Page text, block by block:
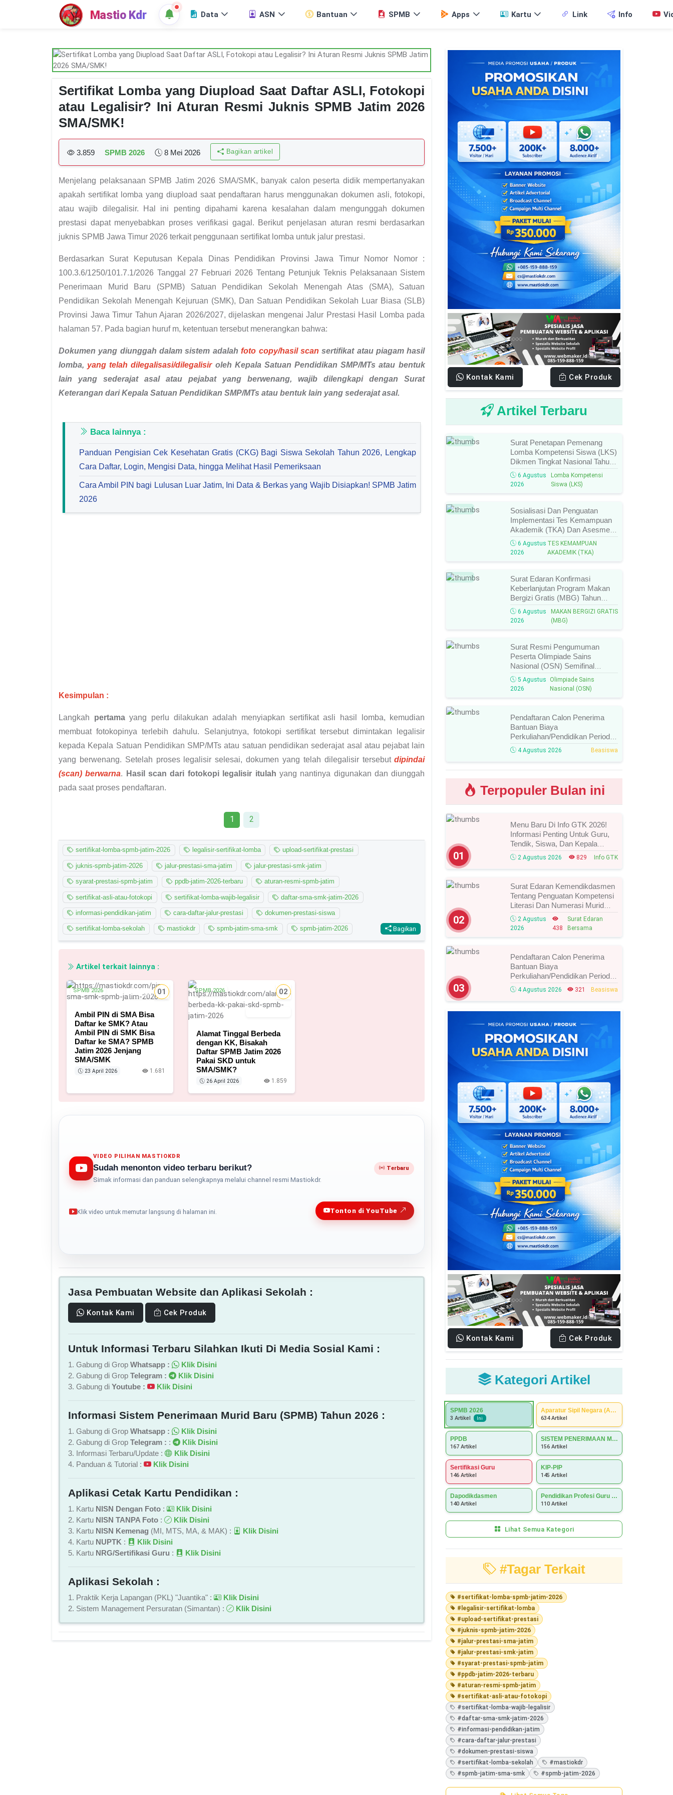
Mastio Kdr Data ASN Bantuan SPMB Apps Kartu Link Info
Sertifikat Lomba yang Diupload Saat Daftar ASLI, Fotokopi
atau Legalisir? Ini Aturan Resmi Juknis SPMB Jatim 2026
SMA/SMK!
3.859 SPMB 2026 8 Mei 2026 Bagikan artikel
Menjelang pelaksanaan SPMB Jatim 2026 SMA/SMK, banyak calon peserta didik mempertanyakan
apakah sertifikat lomba yang diupload saat pendaftaran harus menggunakan dokumen asli, fotokopi,
atau wajib dilegalisir. Hal ini penting dipahami karena kesalahan dalam mengunggah dokumen
prestasi dapat menyebabkan proses verifikasi gagal. Berikut penjelasan aturan resmi berdasarkan
juknis SPMB Jawa Timur 2026 terkait penggunaan sertifikat lomba untuk jalur prestasi.
Berdasarkan Surat Keputusan Kepala Dinas Pendidikan Provinsi Jawa Timur Nomor Nomor :
100.3.6/1250/101.7.1/2026 Tanggal 27 Februari 2026 Tentang Petunjuk Teknis Pelaksanaan Sistem
Penerimaan Murid Baru (SPMB) Satuan Pendidikan Sekolah Menengah Atas (SMA), Satuan
Pendidikan Sekolah Menengah Kejuruan (SMK), Dan Satuan Pendidikan Sekolah Luar Biasa (SLB)
Provinsi Jawa Timur Tahun Ajaran 2026/2027, dijelaskan mengenai Jalur Prestasi Hasil Lomba pada
halaman 57. Pada bagian huruf m, ketentuan tersebut menerangkan bahwa:
Dokumen yang diunggah dalam sistem adalahfoto copy/hasil scan sertifikat atau piagam hasil
lomba, yang telah dilegalisasi/dilegalisir oleh Kepala Satuan Pendidikan SMP/MTs atau bentuk
lain yang sederajat asal atau pejabat yang berwenang, wajib dilengkapi dengan Surat
Keterangan dari Kepala Satuan Pendidikan SMP/MTs atau bentuk lain yang sederajat asal.
Baca lainnya :
Panduan Pengisian Cek Kesehatan Gratis (CKG) Bagi Siswa Sekolah Tahun 2026, Lengkap
Cara Daftar, Login, Mengisi Data, hingga Melihat Hasil Pemeriksaan
Cara Ambil PIN bagi Lulusan Luar Jatim, Ini Data & Berkas yang Wajib Disiapkan! SPMB Jatim
2026
Kesimpulan :
Langkah pertamayang perlu dilakukan adalah menyiapkan sertifikat asli hasil lomba, kemudian
membuat fotokopinya terlebih dahulu. Selanjutnya, fotokopi sertifikat tersebut dimintakan legalisir
kepada Kepala Satuan Pendidikan SMP/MTs atau satuan pendidikan sederajat asal atau pejabat lain
yang berwenang. Setelah proses legalisir selesai, dokumen yang telah dilegalisir tersebutdipindai
(scan) berwarna. Hasil scan dari fotokopi legalisir itulah yang nantinya digunakan dan diunggah
pada saat proses pendaftaran.
1 2
sertifikat-lomba-spmb-jatim-2026 legalisir-sertifikat-lomba upload-sertifikat-prestasi
juknis-spmb-jatim-2026 jalur-prestasi-sma-jatim jalur-prestasi-smk-jatim
syarat-prestasi-spmb-jatim ppdb-jatim-2026-terbaru aturan-resmi-spmb-jatim
sertifikat-asli-atau-fotokopi sertifikat-lomba-wajib-legalisir daftar-sma-smk-jatim-2026
informasi-pendidikan-jatim cara-daftar-jalur-prestasi dokumen-prestasi-siswa
sertifikat-lomba-sekolah mastiokdr spmb-jatim-sma-smk spmb-jatim-2026 Bagikan
Artikel terkait lainnya :
23 April 2026
01
SPMB 2026
Ambil PIN di SMA Bisa
Daftar ke SMK? Atau
Ambil PIN di SMK Bisa
Daftar ke SMA? SPMB
Jatim 2026 Jenjang
SMA/SMK
23 April 2026 1.681
02
SPMB 2026
Alamat Tinggal Berbeda
dengan KK, Bisakah
Daftar SPMB Jatim 2026
Pakai SKD untuk
SMA/SMK?
26 April 2026 1.859
VIDEO PILIHAN MASTIOKDR
Sudah menonton video terbaru berikut?
Simak informasi dan panduan selengkapnya melalui channel resmi Mastiokdr.
Terbaru
Klik video untuk memutar langsung di halaman ini. Tonton di YouTube
Jasa Pembuatan Website dan Aplikasi Sekolah :
Kontak Kami Cek Produk
Untuk Informasi Terbaru Silahkan Ikuti Di Media Sosial Kami :
1. Gabung di Grop Whatsapp :
Klik Disini
2. Gabung di Grop Telegram :
Klik Disini
3. Gabung di Youtube : Klik Disini
Informasi Sistem Penerimaan Murid Baru (SPMB) Tahun 2026 :
1. Gabung di Grop Whatsapp :
Klik Disini
2. Gabung di Grop Telegram : :
Klik Disini
3. Informasi Terbaru/Update :
Klik Disini
4. Panduan & Tutorial :
Klik Disini
Aplikasi Cetak Kartu Pendidikan :
1. Kartu NISN Dengan Foto :
Klik Disini
2. Kartu NISN TANPA Foto :
Klik Disini
3. Kartu NISN Kemenag (MI, MTS, MA, & MAK) :
Klik Disini
4. Kartu NUPTK :
Klik Disini
5. Kartu NRG/Sertifikasi Guru : Klik Disini
Aplikasi Sekolah :
1. Praktik Kerja Lapangan (PKL) "Juantika" :
Klik Disini
2. Sistem Management Persuratan (Simantan) :
Klik Disini
Kontak Kami Cek Produk
Artikel Terbaru
Baru
Surat Penetapan Pemenang
Lomba Kompetensi Siswa (LKS)
Dikmen Tingkat Nasional Tahun
2026 Resmi Terbit, Ini Daftar
Lengkap Nama Juara Dan
6 Agustus
2026
Lomba Kompetensi
Siswa (LKS)
Baru
Sosialisasi Dan Penguatan
Implementasi Tes Kemampuan
Akademik (TKA) Dan Asesmen
Nasional (AN) Jenjang SMK
Tahun 2026, Ini Jadwal, Materi,
Dan Link Mengikutinya!
6 Agustus
2026
TES KEMAMPUAN
AKADEMIK (TKA)
Baru
Surat Edaran Konfirmasi
Keberlanjutan Program Makan
Bergizi Gratis (MBG) Tahun
2026, Ini Syarat, Prosedur,
Batas Waktu, Dan Cara
Konfirmasinya!
6 Agustus
2026
MAKAN BERGIZI GRATIS
(MBG)
Surat Resmi Pengumuman
Peserta Olimpiade Sains
Nasional (OSN) Semifinal
Jenjang
SMA/MA/SMK/MAK/Sederajat
Tahun 2026, Cek Daftar Nama
Jadwal Selanjutnya!
5 Agustus
2026
Olimpiade Sains
Nasional (OSN)
Pendaftaran Calon Penerima
Bantuan Biaya
Perkuliahan/Pendidikan Periode
Agustus 2026 Resmi Dibuka,
Simak Syarat Dan Jadwal
Lengkapnya
4 Agustus 2026 Beasiswa
Terpopuler Bulan ini
01
Menu Baru Di Info GTK 2026!
Informasi Penting Untuk Guru,
Tendik, Siswa, Dan Kepala
Sekolah, Segera Cek Ini Batas
Waktunya!
2 Agustus 2026 829 Info GTK
02
Surat Edaran Kemendikdasmen
Tentang Penguatan Kompetensi
Literasi Dan Numerasi Murid
Tahun 2026, Ini Strategi Dan
Alurnya
2 Agustus
2026
438
Surat Edaran
Bersama
03
Pendaftaran Calon Penerima
Bantuan Biaya
Perkuliahan/Pendidikan Periode
Agustus 2026 Resmi Dibuka,
Simak Syarat Dan Jadwal
Lengkapnya
4 Agustus 2026 321 Beasiswa
Kontak Kami Cek Produk
Kategori Artikel
SPMB 2026
3 Artikel Ini
Aparatur Sipil Negara (ASN)
634 Artikel
PPDB
167 Artikel
SISTEM PENERIMAAN MURID BARU (SPMB)
156 Artikel
Sertifikasi Guru
146 Artikel
KIP-PIP
145 Artikel
Dapodikdasmen
140 Artikel
Pendidikan Profesi Guru (PPG)
110 Artikel
Lihat Semua Kategori
#Tagar Terkait
#sertifikat-lomba-spmb-jatim-2026
#legalisir-sertifikat-lomba
#upload-sertifikat-prestasi
#juknis-spmb-jatim-2026
#jalur-prestasi-sma-jatim
#jalur-prestasi-smk-jatim
#syarat-prestasi-spmb-jatim
#ppdb-jatim-2026-terbaru
#aturan-resmi-spmb-jatim
#sertifikat-asli-atau-fotokopi
#sertifikat-lomba-wajib-legalisir
#daftar-sma-smk-jatim-2026
#informasi-pendidikan-jatim
#cara-daftar-jalur-prestasi
#dokumen-prestasi-siswa
#sertifikat-lomba-sekolah
#mastiokdr
#spmb-jatim-sma-smk
#spmb-jatim-2026